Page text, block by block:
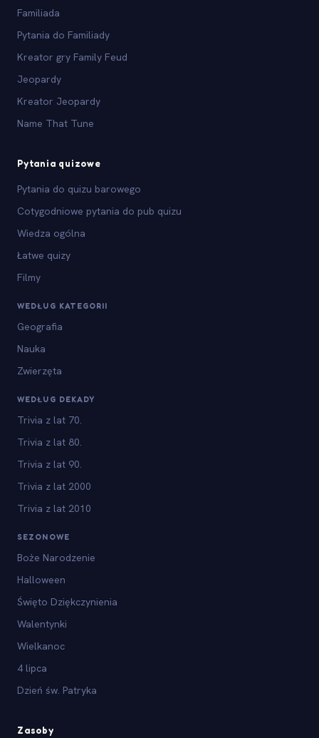
Familiada
Pytania do Familiady
Kreator gry Family Feud
Jeopardy
Kreator Jeopardy
Name That Tune
Pytania quizowe
Pytania do quizu barowego
Cotygodniowe pytania do pub quizu
Wiedza ogólna
Łatwe quizy
Filmy
WEDŁUG KATEGORII
Geografia
Nauka
Zwierzęta
WEDŁUG DEKADY
Trivia z lat 70.
Trivia z lat 80.
Trivia z lat 90.
Trivia z lat 2000
Trivia z lat 2010
SEZONOWE
Boże Narodzenie
Halloween
Święto Dziękczynienia
Walentynki
Wielkanoc
4 lipca
Dzień św. Patryka
Zasoby